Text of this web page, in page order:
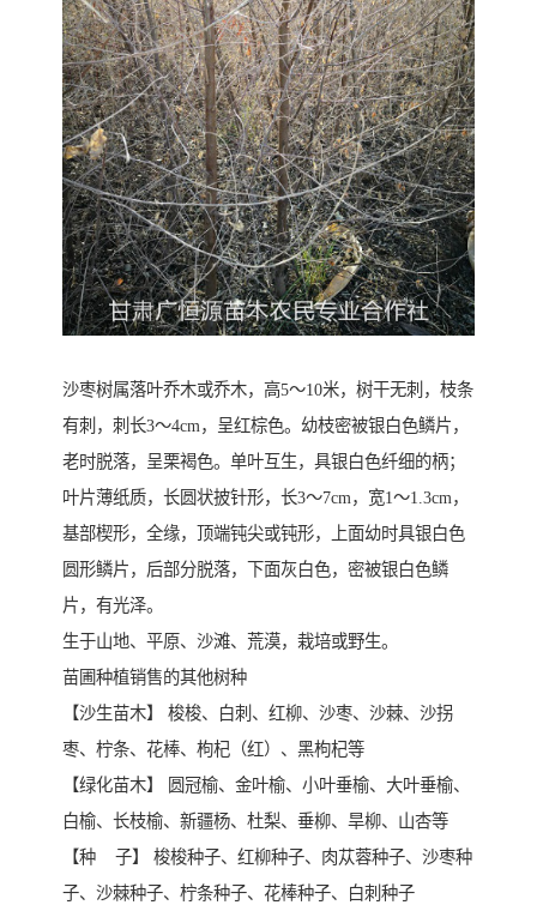
沙枣树属落叶乔木或乔木，高5～10米，树干无刺，枝条
有刺，刺长3～4cm，呈红棕色。幼枝密被银白色鳞片，
老时脱落，呈栗褐色。单叶互生，具银白色纤细的柄；
叶片薄纸质，长圆状披针形，长3～7cm，宽1～1.3cm，
基部楔形，全缘，顶端钝尖或钝形，上面幼时具银白色
圆形鳞片，后部分脱落，下面灰白色，密被银白色鳞
片，有光泽。
生于山地、平原、沙滩、荒漠，栽培或野生。
苗圃种植销售的其他树种
【沙生苗木】 梭梭、白刺、红柳、沙枣、沙棘、沙拐
枣、柠条、花棒、枸杞（红）、黑枸杞等
【绿化苗木】 圆冠榆、金叶榆、小叶垂榆、大叶垂榆、
白榆、长枝榆、新疆杨、杜梨、垂柳、旱柳、山杏等
【种 子】 梭梭种子、红柳种子、肉苁蓉种子、沙枣种
子、沙棘种子、柠条种子、花棒种子、白刺种子